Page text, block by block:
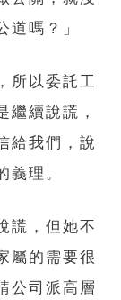
道嗎？」
所以委託工
繼續說謊，
給我們，說
義理。
謊，但她不
屬的需要很
公司派高層